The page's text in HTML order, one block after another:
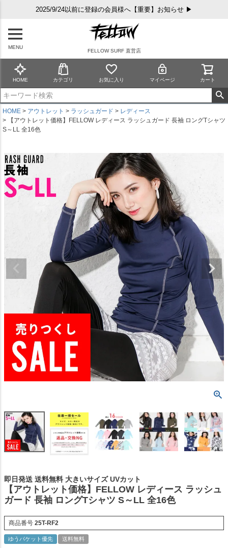
2025/9/24以前に登録の会員様へ【重要】お知らせ ▶
MENU
FELLOW SURF 直営店
HOME カテゴリ お気に入り マイページ カート
HOME アウトレット ラッシュガード
レディース
【アウトレット価格】FELLOW レディース ラッシュガード 長袖 ロングTシャツ
S～LL 全16色
即日発送 送料無料 大きいサイズ UVカット
【アウトレット価格】FELLOW レディース ラッシュ
ガード 長袖 ロングTシャツ S～LL 全16色
商品番号 25T-RF2
ゆうパケット優先 送料無料